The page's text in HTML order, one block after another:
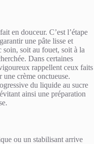
en douceur. C’est l’étape
une pâte lisse et
soin, soit au fouet, soit à la
Dans certaines
rappellent ceux faits
une crème onctueuse.
du liquide au sucre
ainsi une préparation
ou un stabilisant arrive